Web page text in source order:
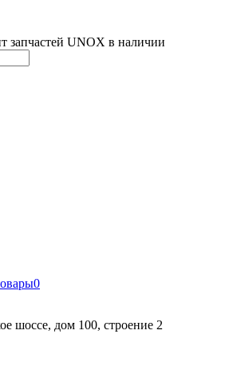
запчастей UNOX в наличии
0
шоссе, дом 100, строение 2